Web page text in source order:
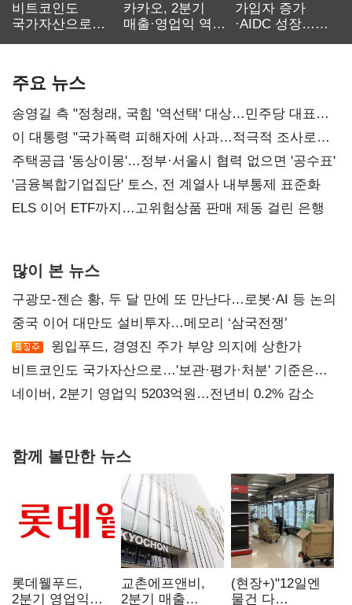
비트코인도
국가자산으로…'
카카오, 2분기
매출·영업익 역대
가입자 증가
·AIDC 성장…
주요 뉴스
송영길 측 "정청래, 국힘 '역선택' 대상…민주당 대표로
총선 지휘 못해"
이 대통령 "국가폭력 피해자에 사과…적극적 조사로
진실 밝혀야"
주택공급 '동상이몽'…정부·서울시 협력 없으면 '공수표'
'금융복합기업집단' 토스, 전 계열사 내부통제 표준화
ELS 이어 ETF까지…고위험상품 판매 제동 걸린 은행
많이 본 뉴스
구광모-젠슨 황, 두 달 만에 또 만난다…로봇·AI 등 논의
중국 이어 대만도 설비투자…메모리 ‘삼국전쟁’
윙입푸드, 경영진 주가 부양 의지에 상한가
비트코인도 국가자산으로…'보관·평가·처분' 기준은
숙제
네이버, 2분기 영업익 5203억원…전년비 0.2% 감소
함께 볼만한 뉴스
롯데웰푸드,
2분기 영업익
교촌에프앤비,
2분기 매출
(현장+)"12일엔
물건 다